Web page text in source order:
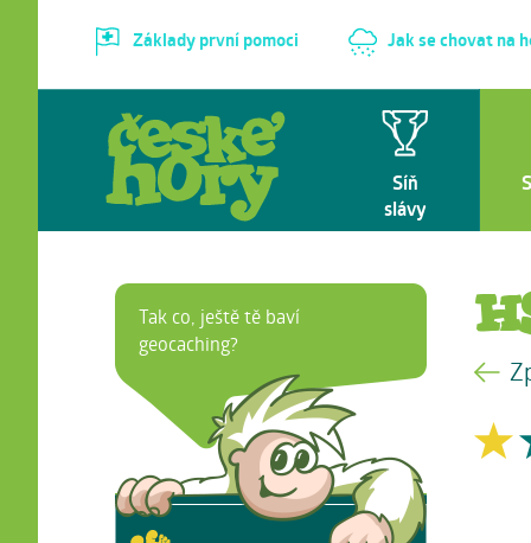
Základy první pomoci Jak se chovat na
Síň
slávy
Tak co, ještě tě baví
geocaching?